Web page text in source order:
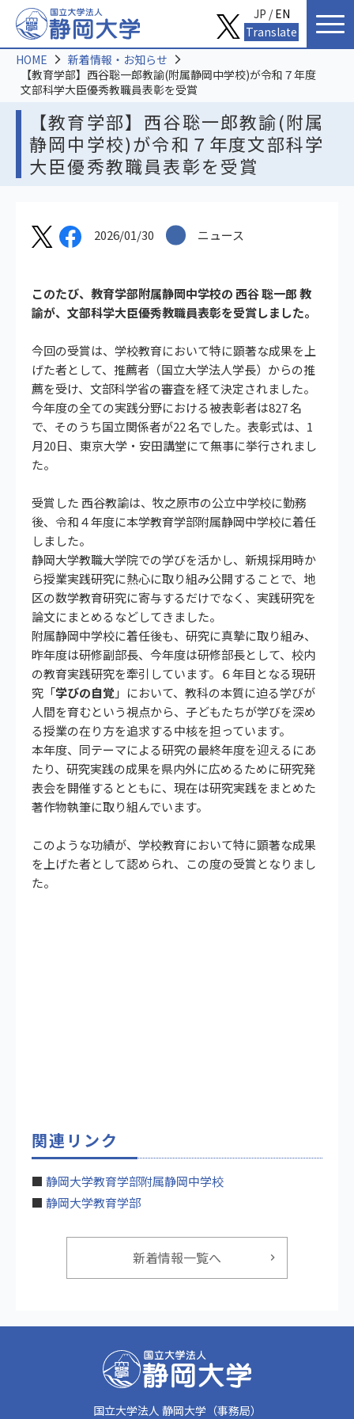
【教育学部】西谷聡一郎教諭(附属
静岡中学校)が令和７年度文部科学
大臣優秀教職員表彰を受賞
HOME
新着情報・お知らせ
【教育学部】西谷聡一郎教諭(附属静岡中学校)が令和７年度
文部科学大臣優秀教職員表彰を受賞
2026/01/30 ニュース
このたび、教育学部附属静岡中学校の 西谷 聡一郎 教
諭が、文部科学大臣優秀教職員表彰を受賞しました。
今回の受賞は、学校教育において特に顕著な成果を上
げた者として、推薦者（国立大学法人学長）からの推
薦を受け、文部科学省の審査を経て決定されました。
今年度の全ての実践分野における被表彰者は827 名
で、そのうち国立関係者が22 名でした。表彰式は、1
月20日、東京大学・安田講堂にて無事に挙行されまし
た。
受賞した 西谷教諭は、牧之原市の公立中学校に勤務
後、令和４年度に本学教育学部附属静岡中学校に着任
しました。
静岡大学教職大学院での学びを活かし、新規採用時か
ら授業実践研究に熱心に取り組み公開することで、地
区の数学教育研究に寄与するだけでなく、実践研究を
論文にまとめるなどしてきました。
附属静岡中学校に着任後も、研究に真摯に取り組み、
昨年度は研修副部長、今年度は研修部長として、校内
の教育実践研究を牽引しています。６年目となる現研
究「学びの自覚 」において、教科の本質に迫る学びが
人間を育むという視点から、子どもたちが学びを深め
る授業の在り方を追求する中核を担っています。
本年度、同テーマによる研究の最終年度を迎えるにあ
たり、研究実践の成果を県内外に広めるために研究発
表会を開催するとともに、現在は研究実践をまとめた
著作物執筆に取り組んでいます。
このような功績が、学校教育において特に顕著な成果
を上げた者として認められ、この度の受賞となりまし
た。
関連リンク
■ 静岡大学教育学部附属静岡中学校
■ 静岡大学教育学部
新着情報一覧へ
国立大学法人 静岡大学（事務局）
JP /EN
Translate